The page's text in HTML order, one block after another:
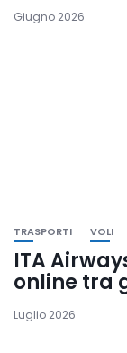
Giugno 2026
TRASPORTI VOLI
ITA
online tra
Luglio 2026